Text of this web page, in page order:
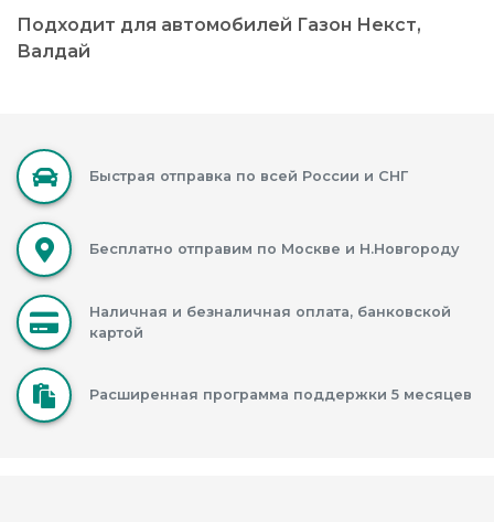
Подходит для автомобилей Газон Некст,
Валдай
Быстрая отправка по всей России и СНГ
Бесплатно отправим по Москве и Н.Новгороду
Наличная и безналичная оплата, банковской
картой
Расширенная программа поддержки 5 месяцев